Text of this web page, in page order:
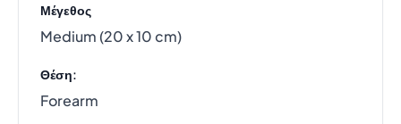
Μέγεθος
Medium (20 x 10 cm)
Θέση:
Forearm